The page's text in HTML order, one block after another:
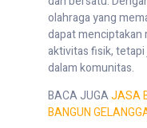
olahraga yang
dapat menciptakan
aktivitas fisik,
dalam komunitas.
BACA JUGAJASA
BANGUN